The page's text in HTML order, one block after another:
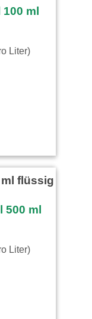
Liter)
flüssig
Liter)